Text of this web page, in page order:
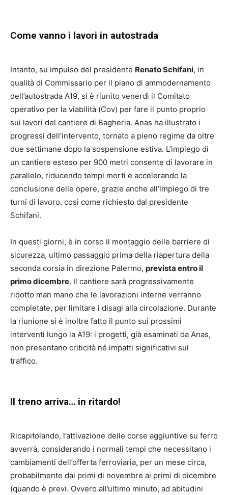
Come vanno i lavori in autostrada
Intanto, su impulso del presidente Renato Schifani, in
qualità di Commissario per il piano di ammodernamento
dell’autostrada A19, si è riunito venerdì il Comitato
operativo per la viabilità (Cov) per fare il punto proprio
sui lavori del cantiere di Bagheria. Anas ha illustrato i
progressi dell’intervento, tornato a pieno regime da oltre
due settimane dopo la sospensione estiva. L’impiego di
un cantiere esteso per 900 metri consente di lavorare in
parallelo, riducendo tempi morti e accelerando la
conclusione delle opere, grazie anche all’impiego di tre
turni di lavoro, così come richiesto dal presidente
Schifani.
In questi giorni, è in corso il montaggio delle barriere di
sicurezza, ultimo passaggio prima della riapertura della
seconda corsia in direzione Palermo, prevista entro il
primo dicembre. Il cantiere sarà progressivamente
ridotto man mano che le lavorazioni interne verranno
completate, per limitare i disagi alla circolazione. Durante
la riunione si è inoltre fatto il punto sui prossimi
interventi lungo la A19: i progetti, già esaminati da Anas,
non presentano criticità né impatti significativi sul
traffico.
Il treno arriva… in ritardo!
Ricapitolando, l’attivazione delle corse aggiuntive su ferro
avverrà, considerando i normali tempi che necessitano i
cambiamenti dell’offerta ferroviaria, per un mese circa,
probabilmente dai primi di novembre ai primi di dicembre
(quando è previ. Ovvero all’ultimo minuto, ad abitudini